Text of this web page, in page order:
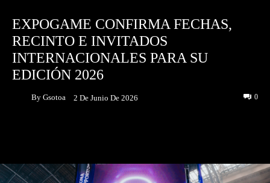
EXPOGAME CONFIRMA FECHAS,
RECINTO E INVITADOS
INTERNACIONALES PARA SU
EDICIÓN 2026
By Gsotoa 2 De Junio De 2026 0